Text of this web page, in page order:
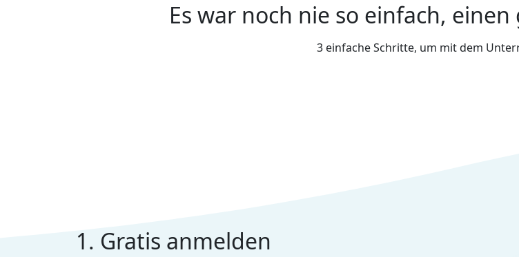
Es war noch nie so einfach,
3 einfache Schritte, um mit dem
1. Gratis anmelden